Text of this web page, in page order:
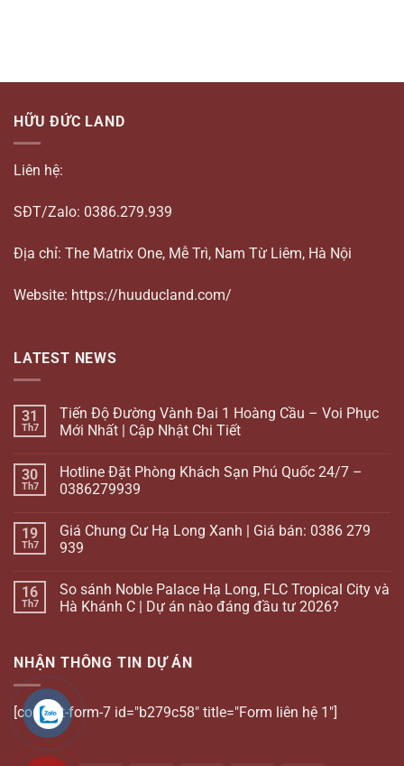
HỮU ĐỨC LAND
Liên hệ:
SĐT/Zalo: 0386.279.939
Địa chỉ: The Matrix One, Mễ Trì, Nam Từ Liêm, Hà Nội
Website: https://huuducland.com/
LATEST NEWS
31
Th7
Tiến Độ Đường Vành Đai 1 Hoàng Cầu – Voi Phục
Mới Nhất | Cập Nhật Chi Tiết
30
Th7
Hotline Đặt Phòng Khách Sạn Phú Quốc 24/7 –
0386279939
19
Th7
Giá Chung Cư Hạ Long Xanh | Giá bán: 0386 279
939
16
Th7
So sánh Noble Palace Hạ Long, FLC Tropical City và
Hà Khánh C | Dự án nào đáng đầu tư 2026?
NHẬN THÔNG TIN DỰ ÁN
[contact-form-7 id="b279c58" title="Form liên hệ 1"]